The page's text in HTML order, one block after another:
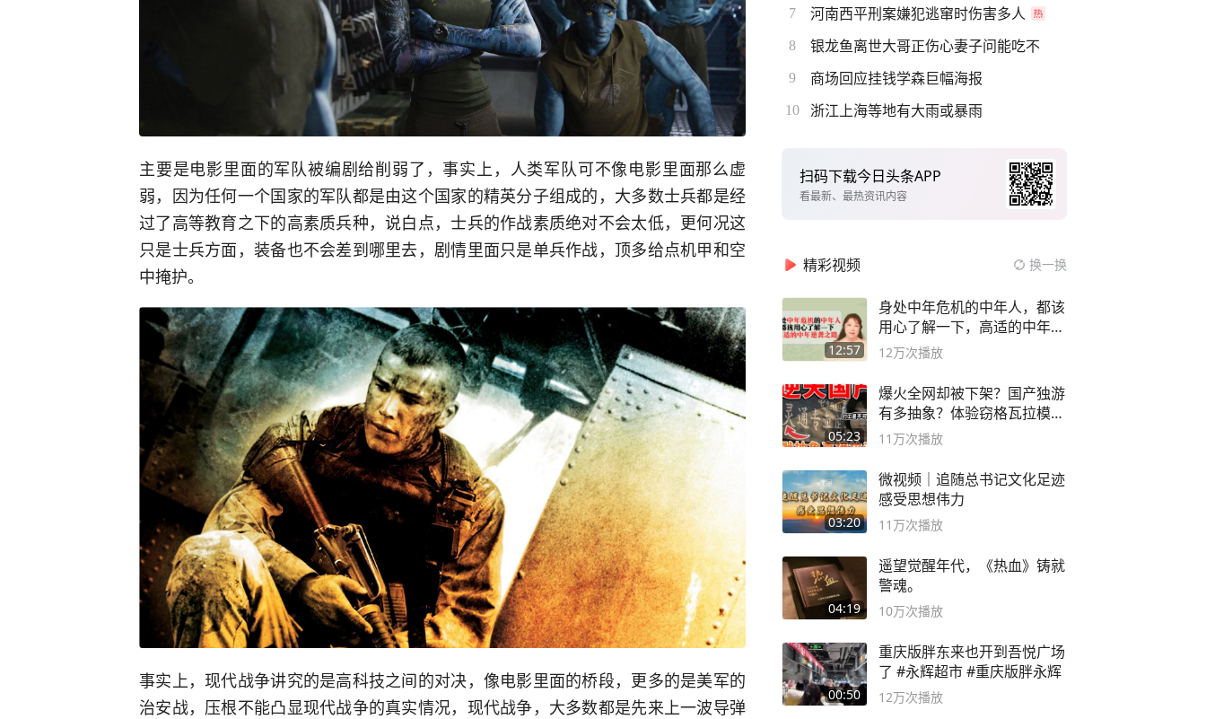
主要是电影里面的军队被编剧给削弱了，事实上，人类军队可不像电影里面那么虚
弱，因为任何一个国家的军队都是由这个国家的精英分子组成的，大多数士兵都是经
过了高等教育之下的高素质兵种，说白点，士兵的作战素质绝对不会太低，更何况这
只是士兵方面，装备也不会差到哪里去，剧情里面只是单兵作战，顶多给点机甲和空
中掩护。
事实上，现代战争讲究的是高科技之间的对决，像电影里面的桥段，更多的是美军的
治安战，压根不能凸显现代战争的真实情况，现代战争，大多数都是先来上一波导弹
7 河南西平刑案嫌犯逃窜时伤害多人
8 银龙鱼离世大哥正伤心妻子问能吃不
9 商场回应挂钱学森巨幅海报
10 浙江上海等地有大雨或暴雨
扫码下载今日头条APP
看最新、最热资讯内容
精彩视频 换一换
12:57
身处中年危机的中年人，都该
用心了解一下，高适的中年逆
袭之路
12万次播放
05:23
爆火全网却被下架？国产独游
有多抽象？体验窃格瓦拉模拟
器！
11万次播放
03:20
微视频｜追随总书记文化足迹
感受思想伟力
11万次播放
04:19
遥望觉醒年代，《热血》铸就
警魂。
10万次播放
00:50
重庆版胖东来也开到吾悦广场
了 #永辉超市 #重庆版胖永辉
12万次播放